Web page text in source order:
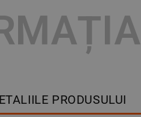
PRODUSULUI